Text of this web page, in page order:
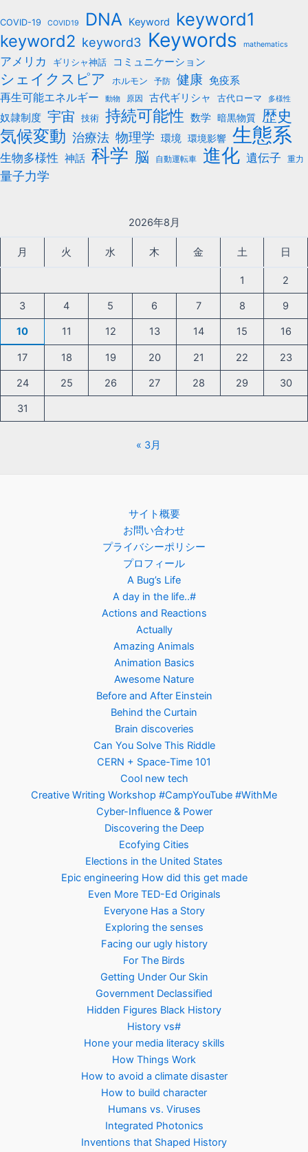
COVID-19 COVID19 DNA Keyword keyword1
keyword2 keyword3 Keywords mathematics
アメリカ ギリシャ神話 コミュニケーション
シェイクスピア ホルモン 予防 健康 免疫系
再生可能エネルギー
動物 原因 古代ギリシャ 古代ローマ 多様性
奴隷制度 宇宙 技術 持続可能性 数学 暗黒物質 歴史
気候変動 治療法 物理学 環境 環境影響 生態系
生物多様性 神話 科学 脳 自動運転車 進化 遺伝子 重力
量子力学
2026年8月
月 火 水 木 金 土 日
1 2
3 4 5 6 7 8 9
10 11 12 13 14 15 16
17 18 19 20 21 22 23
24 25 26 27 28 29 30
31
« 3月
サイト概要
お問い合わせ
プライバシーポリシー
プロフィール
A Bug’s Life
A day in the life..#
Actions and Reactions
Actually
Amazing Animals
Animation Basics
Awesome Nature
Before and After Einstein
Behind the Curtain
Brain discoveries
Can You Solve This Riddle
CERN + Space-Time 101
Cool new tech
Creative Writing Workshop #CampYouTube #WithMe
Cyber-Influence & Power
Discovering the Deep
Ecofying Cities
Elections in the United States
Epic engineering How did this get made
Even More TED-Ed Originals
Everyone Has a Story
Exploring the senses
Facing our ugly history
For The Birds
Getting Under Our Skin
Government Declassified
Hidden Figures Black History
History vs#
Hone your media literacy skills
How Things Work
How to avoid a climate disaster
How to build character
Humans vs. Viruses
Integrated Photonics
Inventions that Shaped History